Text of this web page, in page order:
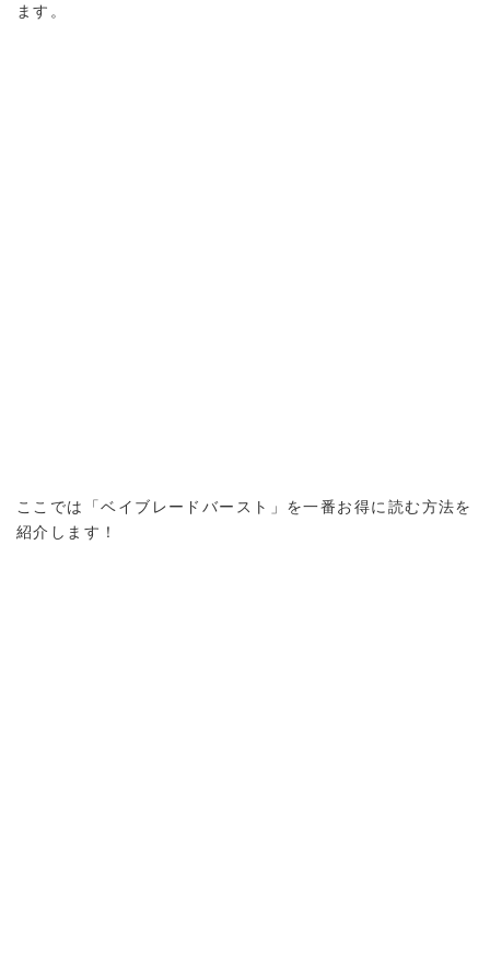
ます。
ここでは「ベイブレードバースト」を一番お得に読む方法を
紹介します！